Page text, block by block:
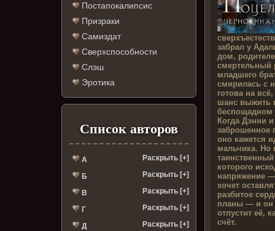
Постапокалипсис
Призраки
Самиздат
Сверхспособности
Слэш
Эротика
Список авторов
А Раскрыть [+]
Б Раскрыть [+]
В Раскрыть [+]
Г Раскрыть [+]
Д Раскрыть [+]
забрал у
дом,
смертельный
младшего
смирилась с
готова на
шанс выжить
беспощадном
Когда Дэнни
заброшенное
оно кажется
мальчика. Но
которого
напряжение
хочет
разбитое
планы — и он
отпустит её,
счёт.